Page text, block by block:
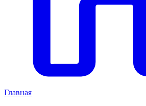
Главная